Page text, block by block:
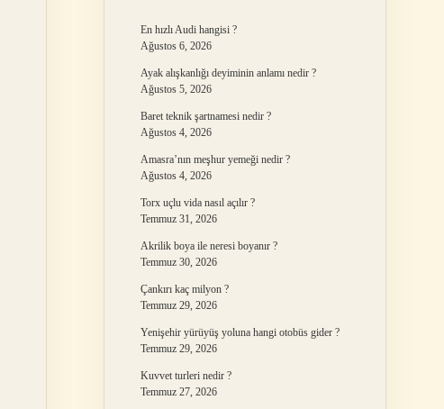
En hızlı Audi hangisi ?
Ağustos 6, 2026
Ayak alışkanlığı deyiminin anlamı nedir ?
Ağustos 5, 2026
Baret teknik şartnamesi nedir ?
Ağustos 4, 2026
Amasra’nın meşhur yemeği nedir ?
Ağustos 4, 2026
Torx uçlu vida nasıl açılır ?
Temmuz 31, 2026
Akrilik boya ile neresi boyanır ?
Temmuz 30, 2026
Çankırı kaç milyon ?
Temmuz 29, 2026
Yenişehir yürüyüş yoluna hangi otobüs gider ?
Temmuz 29, 2026
Kuvvet turleri nedir ?
Temmuz 27, 2026